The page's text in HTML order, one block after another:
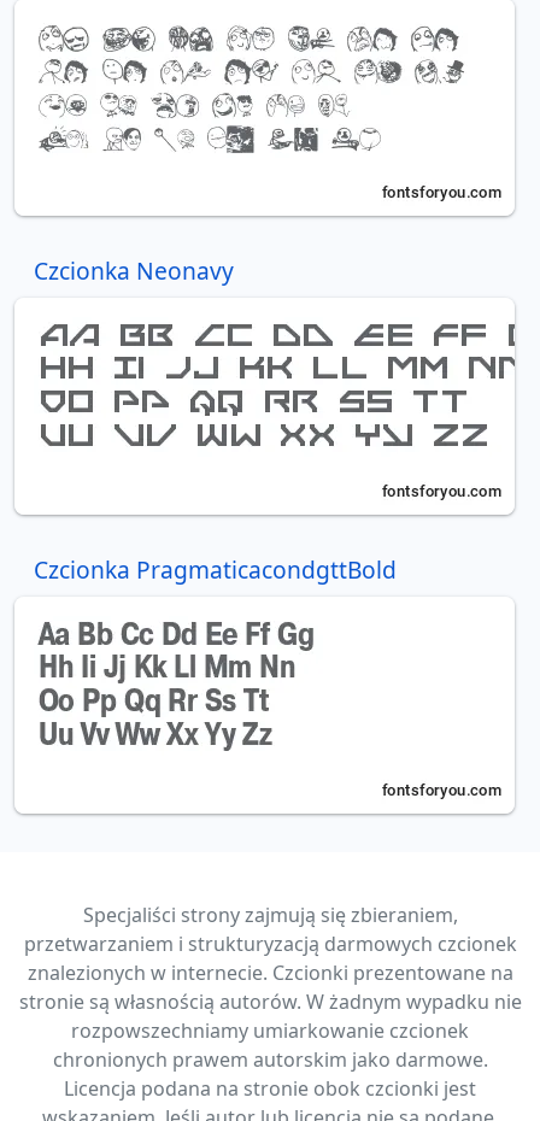
Czcionka Neonavy
Czcionka PragmaticacondgttBold
Specjaliści strony zajmują się zbieraniem,
przetwarzaniem i strukturyzacją darmowych czcionek
znalezionych w internecie. Czcionki prezentowane na
stronie są własnością autorów. W żadnym wypadku nie
rozpowszechniamy umiarkowanie czcionek
chronionych prawem autorskim jako darmowe.
Licencja podana na stronie obok czcionki jest